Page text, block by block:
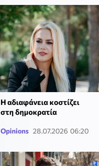
Η αδιαφάνεια κοστίζει
στη δημοκρατία
Opinions 28.07.2026 06:20